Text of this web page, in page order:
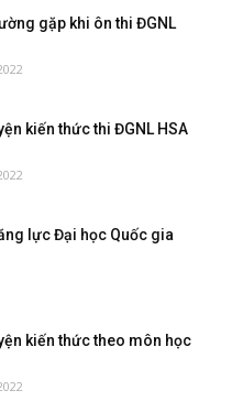
gặp khi ôn thi ĐGNL
kiến thức thi ĐGNL HSA
lực Đại học Quốc gia
kiến thức theo môn học